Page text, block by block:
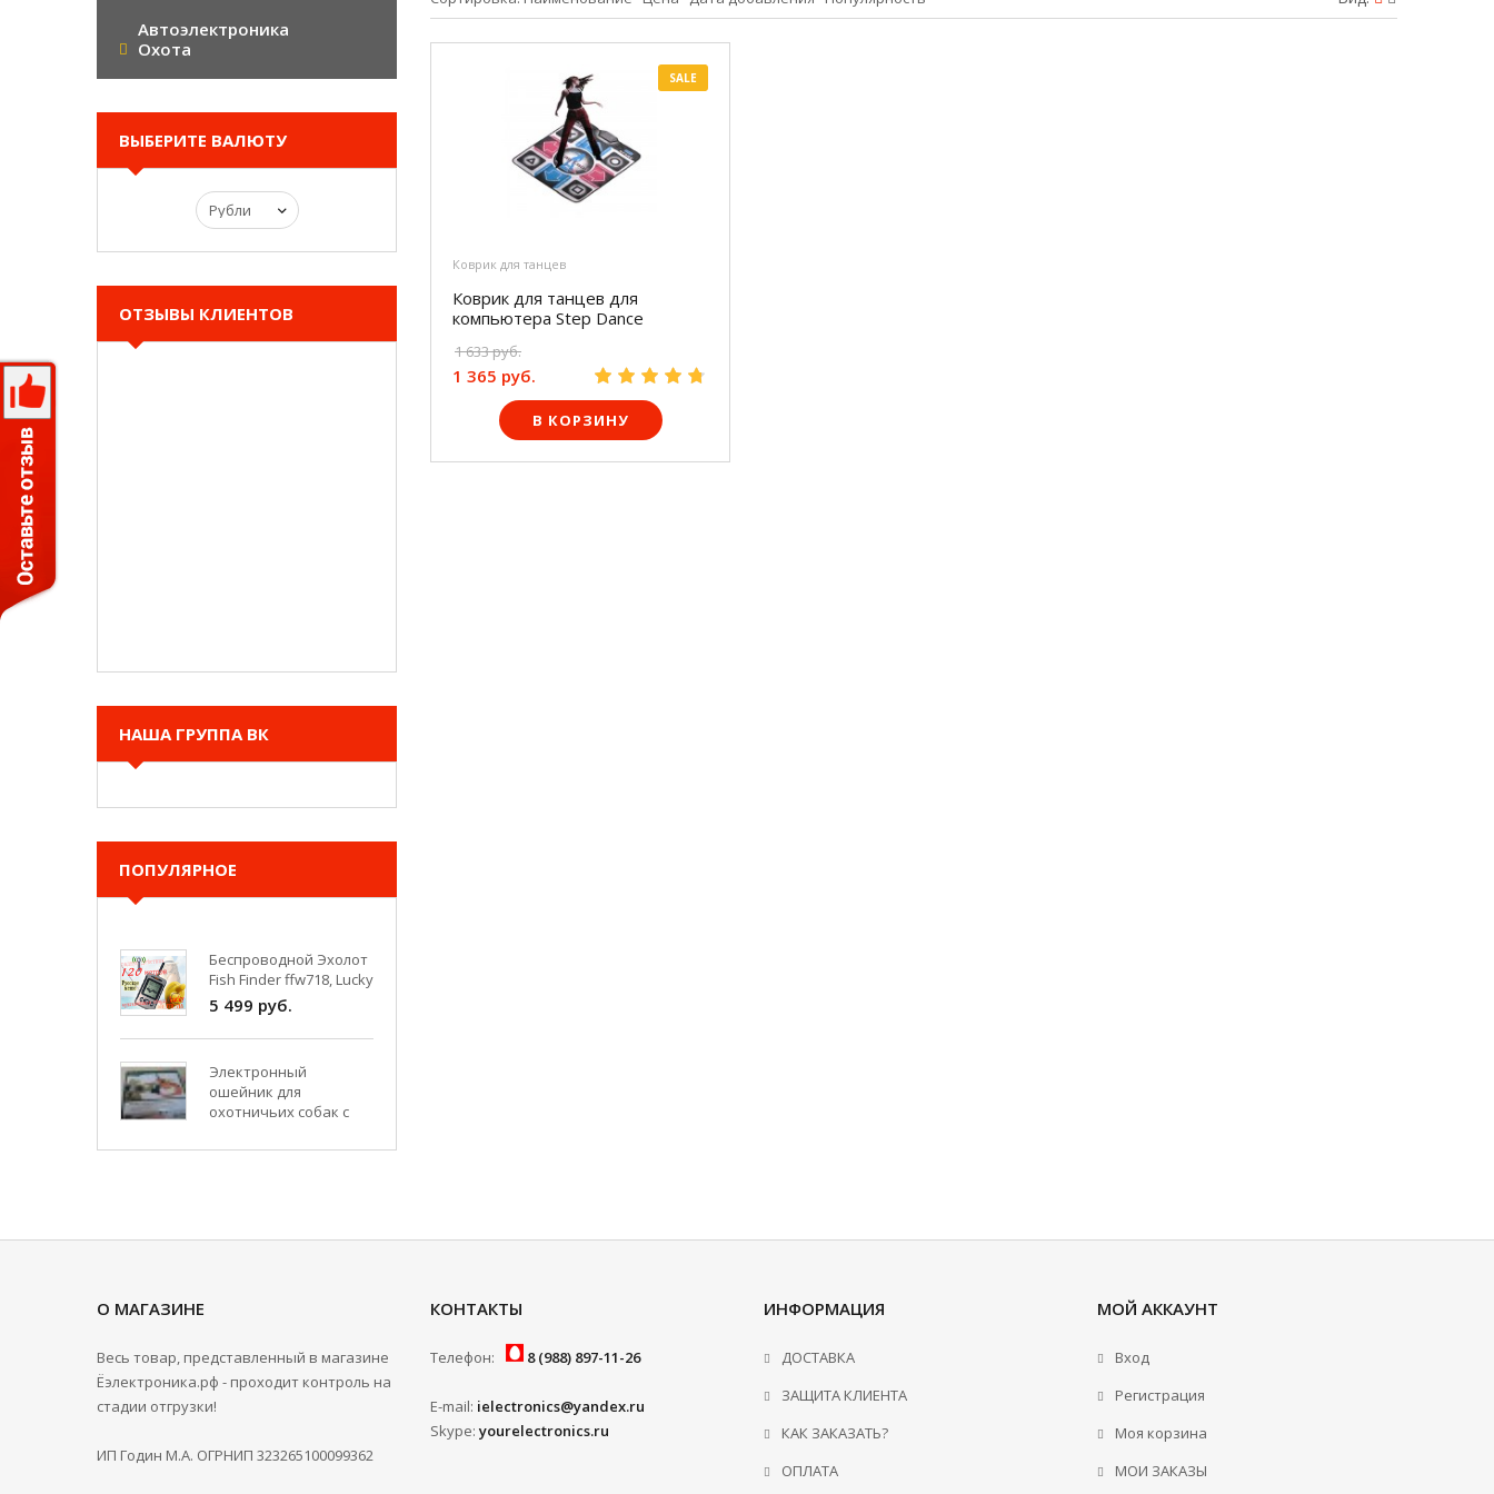
SALE
Коврик для танцев
Коврик для танцев для
компьютера Step Dance
1 633 руб.
1 365 руб.
В КОРЗИНУ
Автоэлектроника
Охота
ВЫБЕРИТЕ ВАЛЮТУ
ОТЗЫВЫ КЛИЕНТОВ
НАША ГРУППА ВК
ПОПУЛЯРНОЕ
Беспроводной Эхолот
Fish Finder ffw718, Lucky
5 499 руб.
Электронный
ошейник для
охотничьих собак с
бипером 910D (WT 715)
Кораблик для завоза
прикормки Tornado 4
на 5 часов
О МАГАЗИНЕ
Весь товар, представленный в магазине
Ёэлектроника.рф - проходит контроль на
стадии отгрузки!
ИП Годин М.А. ОГРНИП 323265100099362
КОНТАКТЫ
Телефон: 8 (988) 897-11-26
E-mail: ielectronics@yandex.ru
Skype: yourelectronics.ru
ИНФОРМАЦИЯ
ДОСТАВКА
ЗАЩИТА КЛИЕНТА
КАК ЗАКАЗАТЬ?
ОПЛАТА
МОЙ АККАУНТ
Вход
Регистрация
Моя корзина
МОИ ЗАКАЗЫ